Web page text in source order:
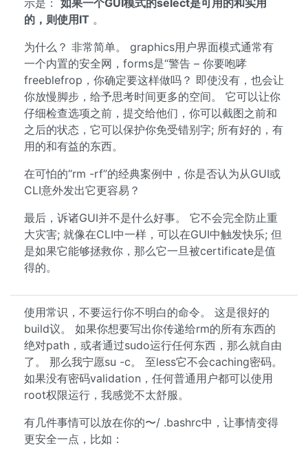
示是： 如果一个GUI模式的select是可用的和实用
的，则使用IT 。
为什么？ 非常简单。 graphics用户界面模式通常有
一个内置的安全网，forms是“警告 – 你要咆哮
freeblefrop，你确定要这样做吗？ 即使没有，也会让
你放慢脚步，给予思考时间更多的空间。 它可以让你
仔细检查选项之前，提交给他们，你可以截图之前和
之后的状态，它可以保护你免受错别字; 所有好的，有
用的和有益的东西。
在可怕的“rm -rf”的经典案例中，你是否认为从GUI或
CLI意外发出它更容易？
最后，诉诸GUI并不是什么好事。 它不会完全防止重
大灾害; 就像在CLI中一样，可以在GUI中触发快乐; 但
是如果它能够拯救你，那么它一旦被certificate是值
得的。
使用常识，不要运行你不明白的命令。 这是很好的
build议。 如果你想要写出你传递给rm的所有东西的
绝对path，或者通过sudo运行任何东西，那么就自由
了。 那么我宁愿su -c。 至less它不会caching密码。
如果没有密码validation，任何普通用户都可以使用
root权限运行，我感觉不太舒服。
有几件事情可以放在你的〜/ .bashrc中，让事情变得
更安全一点，比如：